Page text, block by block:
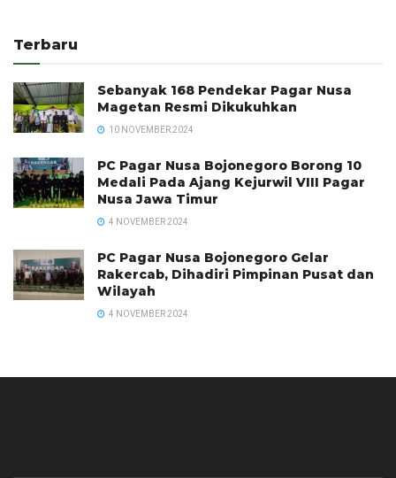
Terbaru
Sebanyak 168 Pendekar Pagar Nusa
Magetan Resmi Dikukuhkan
10 NOVEMBER 2024
PC Pagar Nusa Bojonegoro Borong 10
Medali Pada Ajang Kejurwil VIII Pagar
Nusa Jawa Timur
4 NOVEMBER 2024
PC Pagar Nusa Bojonegoro Gelar
Rakercab, Dihadiri Pimpinan Pusat dan
Wilayah
4 NOVEMBER 2024